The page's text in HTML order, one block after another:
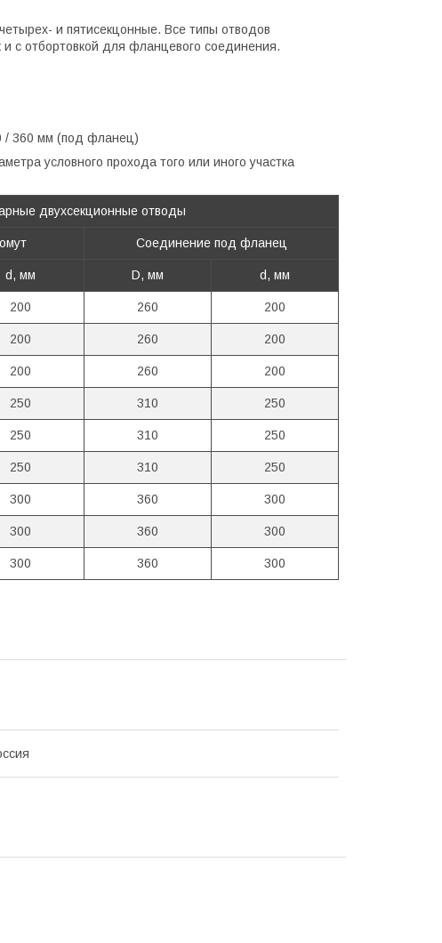
и пятисекцонные. Все типы отводов
и с отбортовкой для фланцевого соединения.
/ 360 мм (под фланец)
условного прохода того или иного участка
двухсекционные отводы
Соединение под фланец
d, мм D, мм d, мм
200 260 200
200 260 200
200 260 200
250 310 250
250 310 250
250 310 250
300 360 300
300 360 300
300 360 300